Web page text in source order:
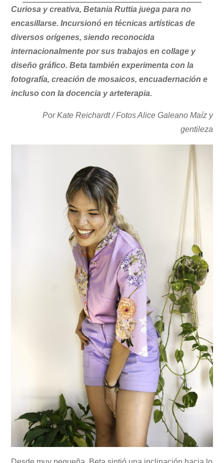
Curiosa y creativa, Betania Ruttia juega para no
encasillarse. Incursionó en técnicas artísticas de
diversos orígenes, siendo reconocida
internacionalmente por sus trabajos en collage y
diseño gráfico. Beta también experimenta con la
fotografía, creación de mosaicos, encuadernación e
incluso con la docencia y arteterapia.
Por Kate Reichardt / Fotos Alice Galeano Maíz y
gentileza